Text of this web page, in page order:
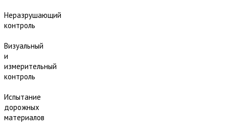
Неразрушающий
контроль
Визуальный
и
измерительный
контроль
Испытание
дорожных
материалов